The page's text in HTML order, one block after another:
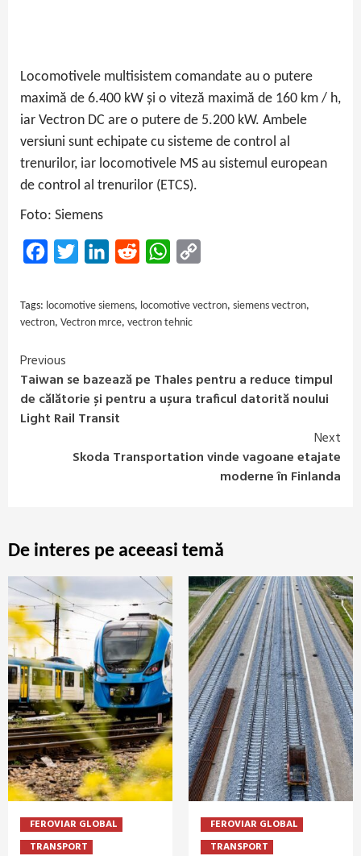
Locomotivele multisistem comandate au o putere
maximă de 6.400 kW și o viteză maximă de 160 km / h,
iar Vectron DC are o putere de 5.200 kW. Ambele
versiuni sunt echipate cu sisteme de control al
trenurilor, iar locomotivele MS au sistemul european
de control al trenurilor (ETCS).
Foto: Siemens
FacebookTwitter LinkedInReddit WhatsApp
Tags: locomotive siemens, locomotive vectron, siemens vectron,
vectron, Vectron mrce, vectron tehnic
Continue
Reading
Previous
Taiwan se bazează pe Thales pentru a reduce timpul
de călătorie și pentru a ușura traficul datorită noului
Light Rail Transit
Next
Skoda Transportation vinde vagoane etajate
moderne în Finlanda
De interes pe aceeasi temă
FEROVIAR GLOBAL
TRANSPORT
FEROVIAR GLOBAL
TRANSPORT